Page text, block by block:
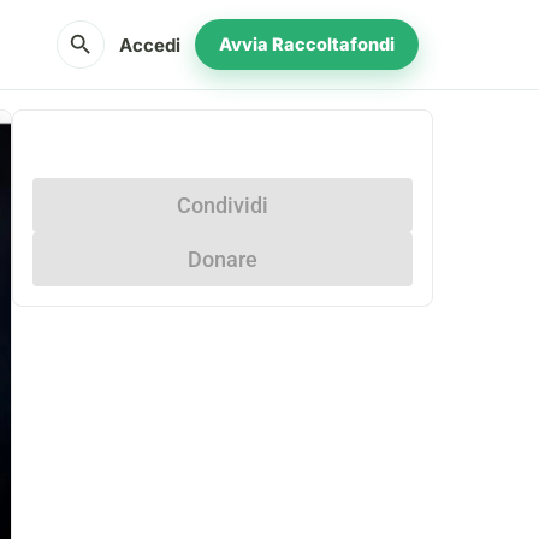
search Accedi Avvia Raccoltafondi
Condividi
Donare